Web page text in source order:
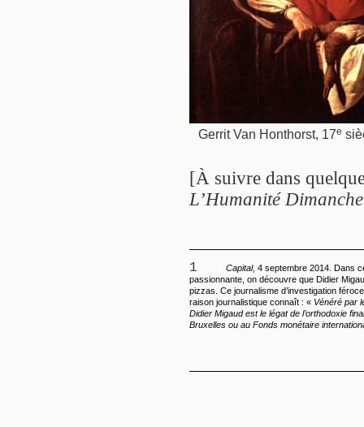
Gerrit Van Honthorst­, 17e
[À suivre dans
L’Humanité Dimanche
1 Capital, 4 septembre 2014. Dans
passionnante, on découvre que Didier
pizzas. Ce journalisme d’investigation
raison journalistique connaît : « Vénéré par
Didier Migaud est le légat de l’orthodoxie
Bruxelles ou au Fonds monétaire